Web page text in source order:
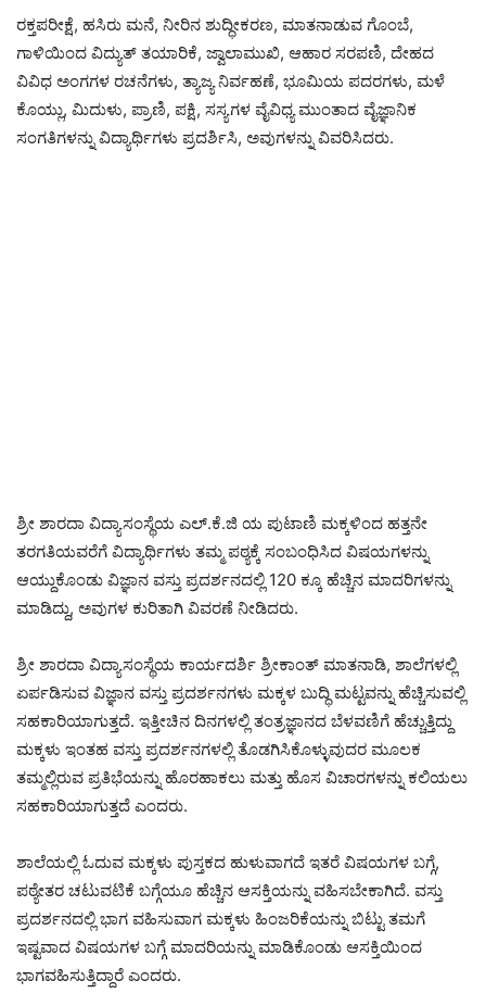
ರಕ್ತಪರೀಕ್ಷೆ, ಹಸಿರು ಮನೆ, ನೀರಿನ ಶುದ್ಧೀಕರಣ, ಮಾತನಾಡುವ ಗೊಂಬೆ,
ಗಾಳಿಯಿಂದ ವಿದ್ಯುತ್ ತಯಾರಿಕೆ, ಜ್ವಾಲಾಮುಖಿ, ಆಹಾರ ಸರಪಣಿ, ದೇಹದ
ವಿವಿಧ ಅಂಗಗಳ ರಚನೆಗಳು, ತ್ಯಾಜ್ಯ ನಿರ್ವಹಣೆ, ಭೂಮಿಯ ಪದರಗಳು, ಮಳೆ
ಕೊಯ್ಲು, ಮಿದುಳು, ಪ್ರಾಣಿ, ಪಕ್ಷಿ, ಸಸ್ಯಗಳ ವೈವಿಧ್ಯ ಮುಂತಾದ ವೈಜ್ಞಾನಿಕ
ಸಂಗತಿಗಳನ್ನು ವಿದ್ಯಾರ್ಥಿಗಳು ಪ್ರದರ್ಶಿಸಿ, ಅವುಗಳನ್ನು ವಿವರಿಸಿದರು.
ಶ್ರೀ ಶಾರದಾ ವಿದ್ಯಾಸಂಸ್ಥೆಯ ಎಲ್.ಕೆ.ಜಿ ಯ ಪುಟಾಣಿ ಮಕ್ಕಳಿಂದ ಹತ್ತನೇ
ತರಗತಿಯವರೆಗೆ ವಿದ್ಯಾರ್ಥಿಗಳು ತಮ್ಮ ಪಠ್ಯಕ್ಕೆ ಸಂಬಂಧಿಸಿದ ವಿಷಯಗಳನ್ನು
ಆಯ್ದುಕೊಂಡು ವಿಜ್ಞಾನ ವಸ್ತು ಪ್ರದರ್ಶನದಲ್ಲಿ 120 ಕ್ಕೂ ಹೆಚ್ಚಿನ ಮಾದರಿಗಳನ್ನು
ಮಾಡಿದ್ದು, ಅವುಗಳ ಕುರಿತಾಗಿ ವಿವರಣೆ ನೀಡಿದರು.
ಶ್ರೀ ಶಾರದಾ ವಿದ್ಯಾಸಂಸ್ಥೆಯ ಕಾರ್ಯದರ್ಶಿ ಶ್ರೀಕಾಂತ್ ಮಾತನಾಡಿ, ಶಾಲೆಗಳಲ್ಲಿ
ಏರ್ಪಡಿಸುವ ವಿಜ್ಞಾನ ವಸ್ತು ಪ್ರದರ್ಶನಗಳು ಮಕ್ಕಳ ಬುದ್ಧಿ ಮಟ್ಟವನ್ನು ಹೆಚ್ಚಿಸುವಲ್ಲಿ
ಸಹಕಾರಿಯಾಗುತ್ತದೆ. ಇತ್ತೀಚಿನ ದಿನಗಳಲ್ಲಿ ತಂತ್ರಜ್ಞಾನದ ಬೆಳವಣಿಗೆ ಹೆಚ್ಚುತ್ತಿದ್ದು
ಮಕ್ಕಳು ಇಂತಹ ವಸ್ತು ಪ್ರದರ್ಶನಗಳಲ್ಲಿ ತೊಡಗಿಸಿಕೊಳ್ಳುವುದರ ಮೂಲಕ
ತಮ್ಮಲ್ಲಿರುವ ಪ್ರತಿಭೆಯನ್ನು ಹೊರಹಾಕಲು ಮತ್ತು ಹೊಸ ವಿಚಾರಗಳನ್ನು ಕಲಿಯಲು
ಸಹಕಾರಿಯಾಗುತ್ತದೆ ಎಂದರು.
ಶಾಲೆಯಲ್ಲಿ ಓದುವ ಮಕ್ಕಳು ಪುಸ್ತಕದ ಹುಳುವಾಗದೆ ಇತರೆ ವಿಷಯಗಳ ಬಗ್ಗೆ,
ಪಠ್ಯೇತರ ಚಟುವಟಿಕೆ ಬಗ್ಗೆಯೂ ಹೆಚ್ಚಿನ ಆಸಕ್ತಿಯನ್ನು ವಹಿಸಬೇಕಾಗಿದೆ. ವಸ್ತು
ಪ್ರದರ್ಶನದಲ್ಲಿ ಭಾಗ ವಹಿಸುವಾಗ ಮಕ್ಕಳು ಹಿಂಜರಿಕೆಯನ್ನು ಬಿಟ್ಟು ತಮಗೆ
ಇಷ್ಟವಾದ ವಿಷಯಗಳ ಬಗ್ಗೆ ಮಾದರಿಯನ್ನು ಮಾಡಿಕೊಂಡು ಆಸಕ್ತಿಯಿಂದ
ಭಾಗವಹಿಸುತ್ತಿದ್ದಾರೆ ಎಂದರು.